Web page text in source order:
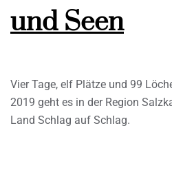
und Seen
Vier Tage, elf Plätze und 99
2019 geht es in der Region
Land Schlag auf Schlag.